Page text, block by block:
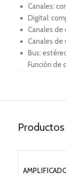
Canales:
Digital:
Canales de
Canales de
Bus:
Función de